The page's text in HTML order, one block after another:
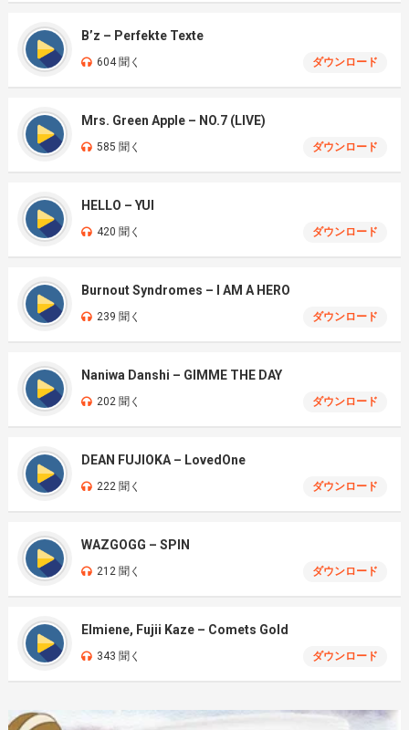
B’z – Perfekte Texte
604 聞く ダウンロード
Mrs. Green Apple – NO.7 (LIVE)
585 聞く ダウンロード
HELLO – YUI
420 聞く ダウンロード
Burnout Syndromes – I AM A HERO
239 聞く ダウンロード
Naniwa Danshi – GIMME THE DAY
202 聞く ダウンロード
DEAN FUJIOKA – LovedOne
222 聞く ダウンロード
WAZGOGG – SPIN
212 聞く ダウンロード
Elmiene, Fujii Kaze – Comets Gold
343 聞く ダウンロード